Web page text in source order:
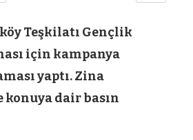
Teşkilatı Gençlik
için kampanya
yaptı. Zina
dair basın